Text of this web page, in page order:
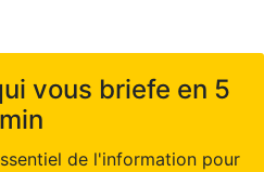
vous briefe en 5
min
de l'information pour